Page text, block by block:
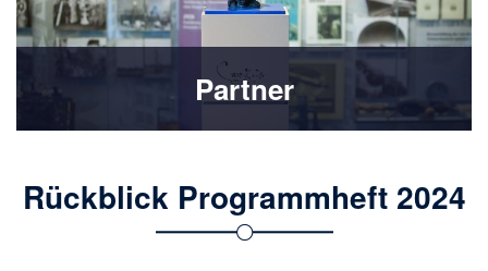
Partner
Rückblick Programmheft 2024